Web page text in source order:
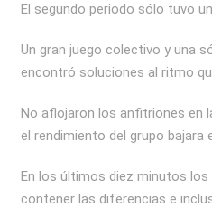
El segundo periodo sólo tuvo
Un gran juego colectivo y una
encontró soluciones al ritmo
No aflojaron los anfitriones en
el rendimiento del grupo
En los últimos diez minutos
contener las diferencias e